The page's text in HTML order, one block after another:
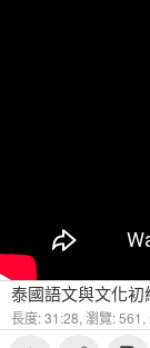
泰國語文與文化初
長度: 31:28, 瀏覽: 561,